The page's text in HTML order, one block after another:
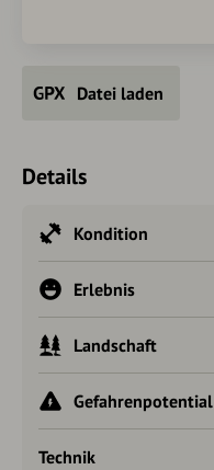
Datei laden
Details
Kondition
Erlebnis
Landschaft
Gefahrenpotential
Technik